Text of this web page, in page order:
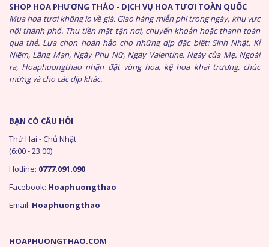
SHOP HOA PHƯƠNG THẢO - DỊCH VỤ HOA TƯƠI TOÀN QUỐC
Mua hoa tươi không lo về giá. Giao hàng miễn phí trong ngày, khu vực
nội thành phố. Thu tiền mặt tận nơi, chuyển khoản hoặc thanh toán
qua thẻ. Lựa chọn hoàn hảo cho những dịp đặc biệt: Sinh Nhật, Kỉ
Niệm, Lãng Mạn, Ngày Phụ Nữ, Ngày Valentine, Ngày của Mẹ. Ngoài
ra, Hoaphuongthao nhận đặt vòng hoa, kệ hoa khai trương, chúc
mừng và cho các dịp khác.
HOAPHUONGTHAO.COM
BẠN CÓ CÂU HỎI
Thứ Hai - Chủ Nhật
(6:00 - 23:00)
Hotline: 0777.091.090
Facebook: Hoaphuongthao
Email: Hoaphuongthao